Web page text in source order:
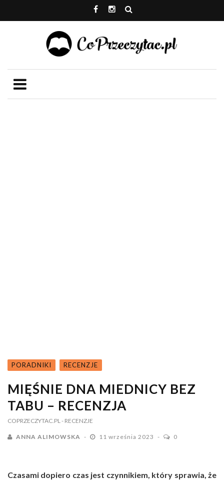
PORADNIKI RECENZJE
MIĘŚNIE DNA MIEDNICY BEZ
TABU – RECENZJA
COPRZECZYTAC.PL - RECENZJE
ANNA ALIMOWSKA 11 września 2023 0
Czasami dopiero czas jest czynnikiem, który sprawia, że